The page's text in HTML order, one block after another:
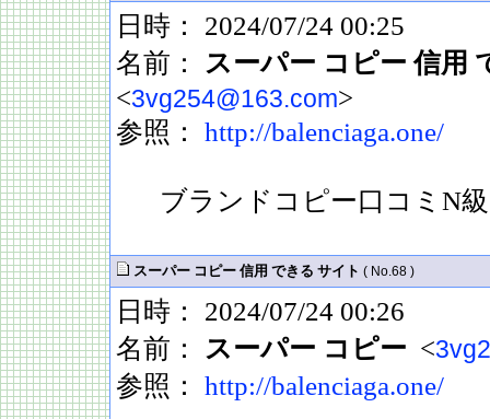
日時： 2024/07/24 00:25
名前： スーパー コピー 信用
<3vg254@163.com>
参照： http://balenciaga.one/
ブランドコピー口コミN
スーパー コピー 信用 できる サイト ( No.68 )
日時： 2024/07/24 00:26
名前： スーパー コピー <
参照： http://balenciaga.one/